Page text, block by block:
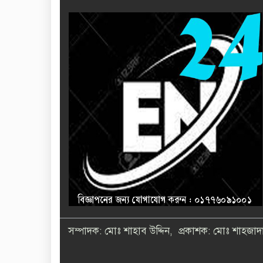
সম্পাদক: মোঃ শাহাব উদ্দিন, প্রকাশক: মোঃ